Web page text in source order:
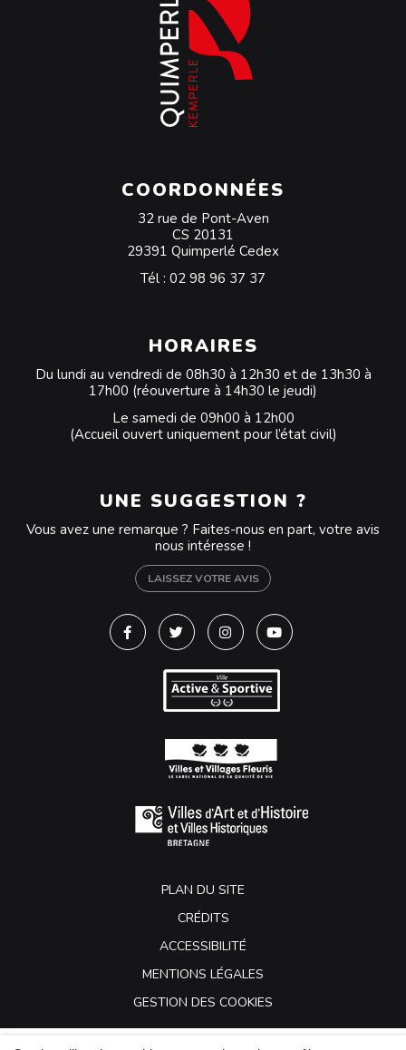
COORDONNÉES
32 rue de Pont-Aven
CS 20131
29391 Quimperlé Cedex
Tél : 02 98 96 37 37
HORAIRES
Du lundi au vendredi de 08h30 à 12h30 et de 13h30 à
17h00 (réouverture à 14h30 le jeudi)
Le samedi de 09h00 à 12h00
(Accueil ouvert uniquement pour l’état civil)
UNE SUGGESTION ?
Vous avez une remarque ? Faites-nous en part, votre avis
nous intéresse !
LAISSEZ VOTRE AVIS
Lien vers le compte Facebook
Lien vers le compte Twitter
Lien vers le compte
Lien vers la chaîne
PLAN DU SITE
CRÉDITS
ACCESSIBILITÉ
MENTIONS LÉGALES
GESTION DES COOKIES